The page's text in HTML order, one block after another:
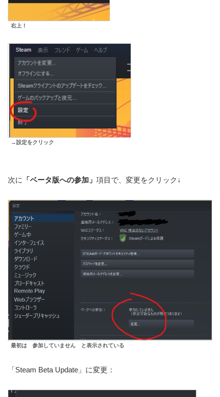
右上！
→設定をクリック
次に 「ベータ版への参加」 項目で、変更をクリック↓
最初は 参加していません と表示されている
「Steam Beta Update」に変更：